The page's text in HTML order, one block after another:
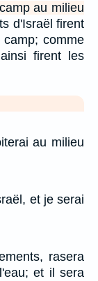
au milieu
d'Israël firent
comme
firent les
au milieu
et je serai
rasera
et il sera